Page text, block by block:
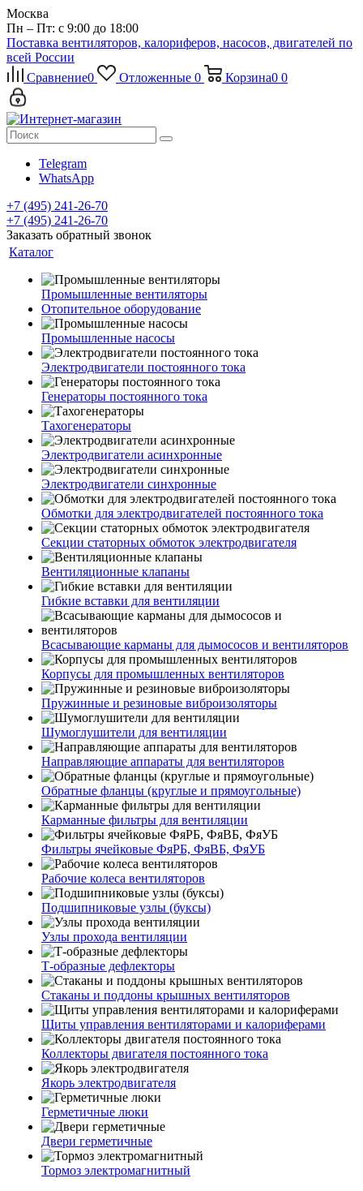
Москва
Пн – Пт: с 9:00 до 18:00
Поставка вентиляторов, калориферов, насосов, двигателей по
всей России
Сравнение0 Отложенные 0 Корзина0 0
Telegram
WhatsApp
+7 (495) 241-26-70
+7 (495) 241-26-70
Заказать обратный звонок
Каталог
Промышленные вентиляторы
Отопительное оборудование
Промышленные насосы
Электродвигатели постоянного тока
Генераторы постоянного тока
Тахогенераторы
Электродвигатели асинхронные
Электродвигатели синхронные
Обмотки для электродвигателей постоянного тока
Секции статорных обмоток электродвигателя
Вентиляционные клапаны
Гибкие вставки для вентиляции
Всасывающие карманы для дымососов и вентиляторов
Корпусы для промышленных вентиляторов
Пружинные и резиновые виброизоляторы
Шумоглушители для вентиляции
Направляющие аппараты для вентиляторов
Обратные фланцы (круглые и прямоугольные)
Карманные фильтры для вентиляции
Фильтры ячейковые ФяРБ, ФяВБ, ФяУБ
Рабочие колеса вентиляторов
Подшипниковые узлы (буксы)
Узлы прохода вентиляции
Т-образные дефлекторы
Стаканы и поддоны крышных вентиляторов
Щиты управления вентиляторами и калориферами
Коллекторы двигателя постоянного тока
Якорь электродвигателя
Герметичные люки
Двери герметичные
Тормоз электромагнитный